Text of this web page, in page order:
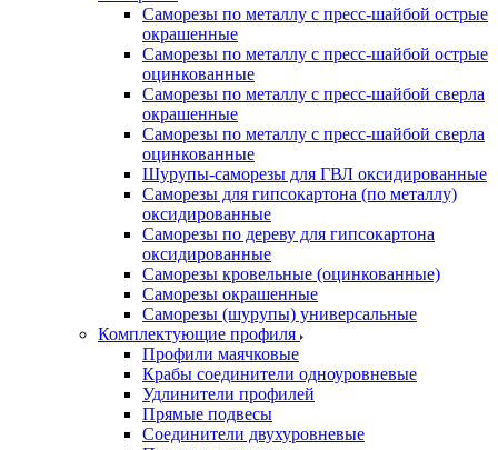
Саморезы по металлу с пресс-шайбой острые
окрашенные
Саморезы по металлу с пресс-шайбой острые
оцинкованные
Саморезы по металлу с пресс-шайбой сверла
окрашенные
Саморезы по металлу с пресс-шайбой сверла
оцинкованные
Шурупы-саморезы для ГВЛ оксидированные
Саморезы для гипсокартона (по металлу)
оксидированные
Саморезы по дереву для гипсокартона
оксидированные
Саморезы кровельные (оцинкованные)
Саморезы окрашенные
Саморезы (шурупы) универсальные
Комплектующие профиля
Профили маячковые
Крабы соединители одноуровневые
Удлинители профилей
Прямые подвесы
Соединители двухуровневые